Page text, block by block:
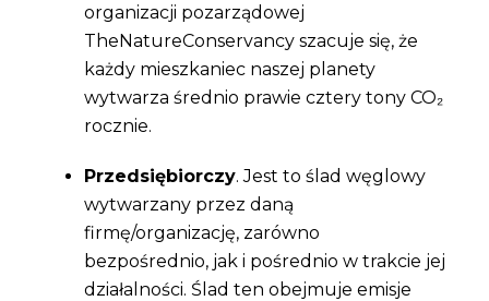
organizacji pozarządowej
TheNatureConservancy szacuje się, że
każdy mieszkaniec naszej planety
wytwarza średnio prawie cztery tony CO₂
rocznie.
Przedsiębiorczy. Jest to ślad węglowy
wytwarzany przez daną
firmę/organizację, zarówno
bezpośrednio, jak i pośrednio w trakcie jej
działalności. Ślad ten obejmuje emisje